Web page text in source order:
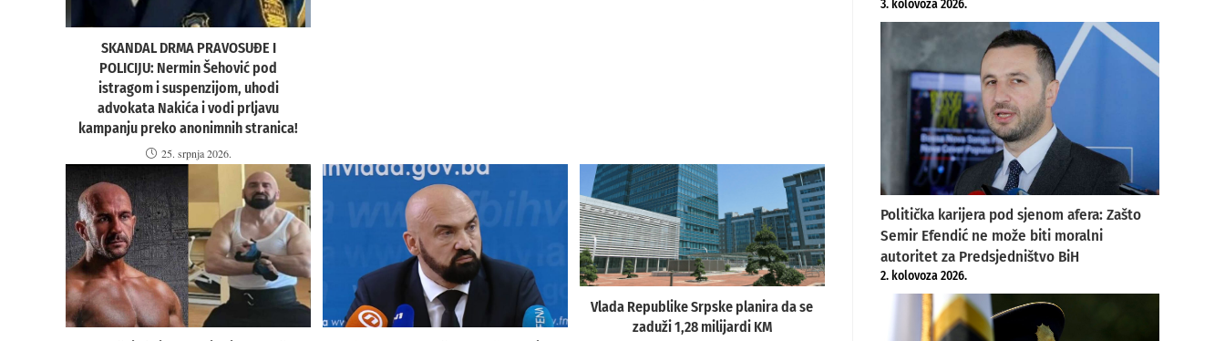
SKANDAL DRMA PRAVOSUĐE I
POLICIJU: Nermin Šehović pod
istragom i suspenzijom, uhodi
advokata Nakića i vodi prljavu
kampanju preko anonimnih stranica!
25. srpnja 2026.
Vlada Republike Srpske planira da se
zaduži 1,28 milijardi KM
3. kolovoza 2026.
Politička karijera pod sjenom afera: Zašto
Semir Efendić ne može biti moralni
autoritet za Predsjedništvo BiH
2. kolovoza 2026.